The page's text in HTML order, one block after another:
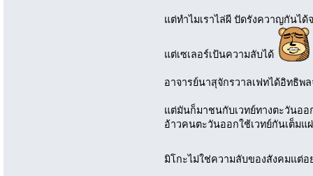
แต่ทำไมเราไล่ผี ปัดรังควาญกันได้
แต่เซเลอร์เป้นความลับได้
อาจารย์นาสุจักรวาลเฟทได้อิทธิพล
แต่มันก็มาชนกับเวทย์ทางตะวันอ
อ้าวคนตะวันออกใช้เวทย์กันเต็มแ
มิโกะไม่ใช่ความลับของสังคมแต่อ